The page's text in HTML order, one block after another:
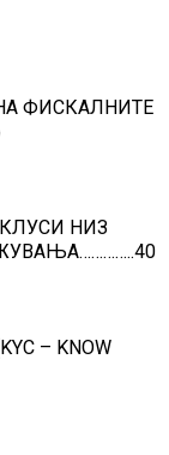
ФИСКАЛНИТЕ
НИЗ
– KNOW